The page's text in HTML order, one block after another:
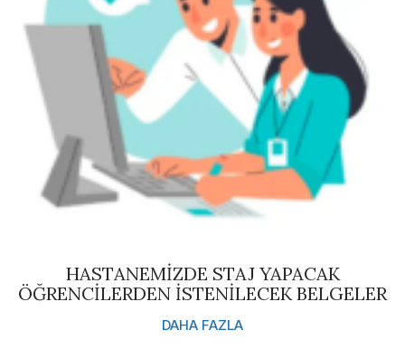
HASTANEMİZDE STAJ YAPACAK
ÖĞRENCİLERDEN İSTENİLECEK BELGELER
DAHA FAZLA